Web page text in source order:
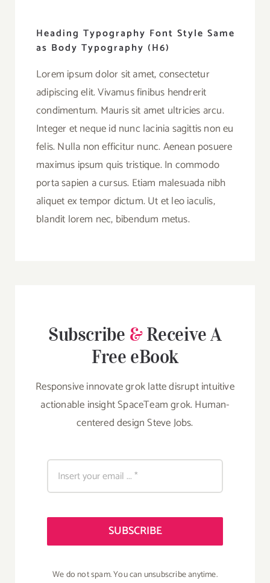
Heading Typography Font Style Same
as Body Typography (H6)
Lorem ipsum dolor sit amet, consectetur
adipiscing elit. Vivamus finibus hendrerit
condimentum. Mauris sit amet ultricies arcu.
Integer et neque id nunc lacinia sagittis non eu
felis. Nulla non efficitur nunc. Aenean posuere
maximus ipsum quis tristique. In commodo
porta sapien a cursus. Etiam malesuada nibh
aliquet ex tempor dictum. Ut et leo iaculis,
blandit lorem nec, bibendum metus.
Subscribe &Receive A
Free eBook
Responsive innovate grok latte disrupt intuitive
actionable insight SpaceTeam grok. Human-
centered design Steve Jobs.
SUBSCRIBE
We do not spam. You can unsubscribe anytime.